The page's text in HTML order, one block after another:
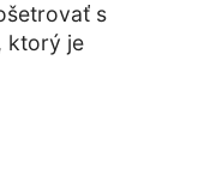
s
ktorý je